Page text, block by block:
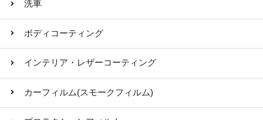
洗車
ボディコーティング
インテリア・レザーコーティング
カーフィルム(スモークフィルム)